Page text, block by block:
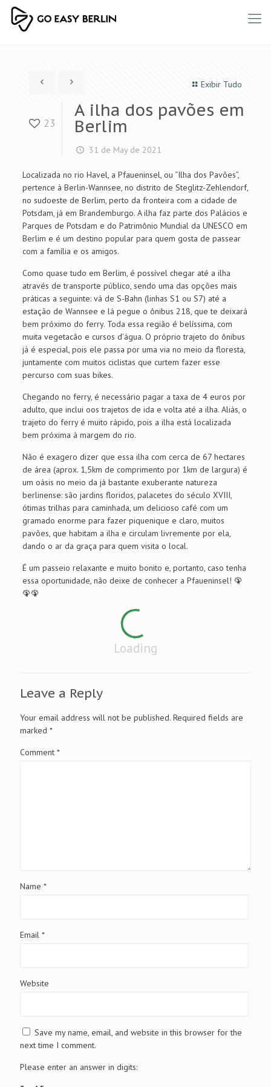
Exibir Tudo
23
A ilha dos pavões em
Berlim
31 de May de 2021
Localizada no rio Havel, a Pfaueninsel, ou “Ilha dos Pavões”,
pertence à Berlin-Wannsee, no distrito de Steglitz-Zehlendorf,
no sudoeste de Berlim, perto da fronteira com a cidade de
Potsdam, já em Brandemburgo. A ilha faz parte dos Palácios e
Parques de Potsdam e do Patrimônio Mundial da UNESCO em
Berlim e é um destino popular para quem gosta de passear
com a família e os amigos.
Como quase tudo em Berlim, é possível chegar até a ilha
através de transporte público, sendo uma das opções mais
práticas a seguinte: vá de S-Bahn (linhas S1 ou S7) até a
estação de Wannsee e lá pegue o ônibus 218, que te deixará
bem próximo do ferry. Toda essa região é belíssima, com
muita vegetacão e cursos d’água. O próprio trajeto do ônibus
já é especial, pois ele passa por uma via no meio da floresta,
juntamente com muitos ciclistas que curtem fazer esse
percurso com suas bikes.
Chegando no ferry, é necessário pagar a taxa de 4 euros por
adulto, que inclui oos trajetos de ida e volta até a ilha. Aliás, o
trajeto do ferry é muito rápido, pois a ilha está localizada
bem próxima à margem do rio.
Não é exagero dizer que essa ilha com cerca de 67 hectares
de área (aprox. 1,5km de comprimento por 1km de largura) é
um oásis no meio da já bastante exuberante natureza
berlinense: são jardins floridos, palacetes do século XVIII,
ótimas trilhas para caminhada, um delicioso café com um
gramado enorme para fazer piquenique e claro, muitos
pavões, que habitam a ilha e circulam livremente por ela,
dando o ar da graça para quem visita o local.
É um passeio relaxante e muito bonito e, portanto, caso tenha
essa oportunidade, não deixe de conhecer a Pfaueninsel! 🦚
🦚🦚
Loading
Leave a Reply
Your email address will not be published. Required fields are
marked *
Comment *
Name *
Email *
Website
Save my name, email, and website in this browser for the
next time I comment.
Please enter an answer in digits: